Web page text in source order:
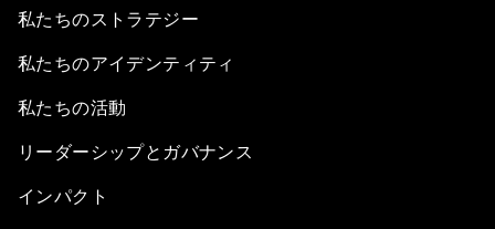
私たちのストラテジー
私たちのアイデンティティ
私たちの活動
リーダーシップとガバナンス
インパクト